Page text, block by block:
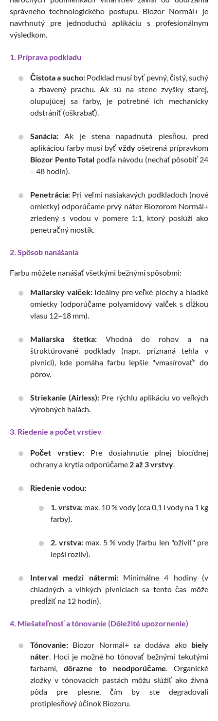
správneho technologického postupu. Biozor Normál+ je
navrhnutý pre jednoduchú aplikáciu s profesionálnym
výsledkom.
1. Príprava podkladu
Čistota a sucho:Podklad musí byť pevný, čistý, suchý
a zbavený prachu. Ak sú na stene zvyšky starej,
olupujúcej sa farby, je potrebné ich mechanicky
odstrániť (oškrabať).
Sanácia: Ak je stena napadnutá plesňou, pred
aplikáciou farby musí byť vždyošetrená prípravkom
Biozor Pento Total podľa návodu (nechať pôsobiť 24
– 48 hodín).
Penetrácia: Pri veľmi nasiakavých podkladoch (nové
omietky) odporúčame prvý náter Biozorom Normál+
zriedený s vodou v pomere 1:1, ktorý poslúži ako
penetračný mostík.
2. Spôsob nanášania
Farbu môžete nanášať všetkými bežnými spôsobmi:
Maliarsky valček:Ideálny pre veľké plochy a hladké
omietky (odporúčame polyamidový valček s dĺžkou
vlasu 12–18 mm).
Maliarska štetka: Vhodná do rohov a na
štruktúrované podklady (napr. priznaná tehla v
pivnici), kde pomáha farbu lepšie "vmasírovať" do
pórov.
Striekanie (Airless): Pre rýchlu aplikáciu vo veľkých
výrobných halách.
3. Riedenie a počet vrstiev
Počet vrstiev: Pre dosiahnutie plnej biocídnej
ochrany a krytia odporúčame 2 až 3 vrstvy.
Riedenie vodou:
1. vrstva: max. 10 % vody (cca 0,1 l vody na 1 kg
farby).
2. vrstva: max. 5 % vody (farbu len "oživiť" pre
lepší rozliv).
Interval medzi nátermi:Minimálne 4 hodiny (v
chladných a vlhkých pivniciach sa tento čas môže
predĺžiť na 12 hodín).
4. Miešateľnosť a tónovanie (Dôležité upozornenie)
Tónovanie: Biozor Normál+ sa dodáva ako biely
náter . Hoci je možné ho tónovať bežnými tekutými
farbami,dôrazne to neodporúčame . Organické
zložky v tónovacích pastách môžu slúžiť ako živná
pôda pre plesne, čím by ste degradovali
protiplesňový účinok Biozoru.